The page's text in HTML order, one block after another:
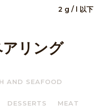
2 g / l 以下
リング
AND SEAFOOD
DESSERTS MEAT